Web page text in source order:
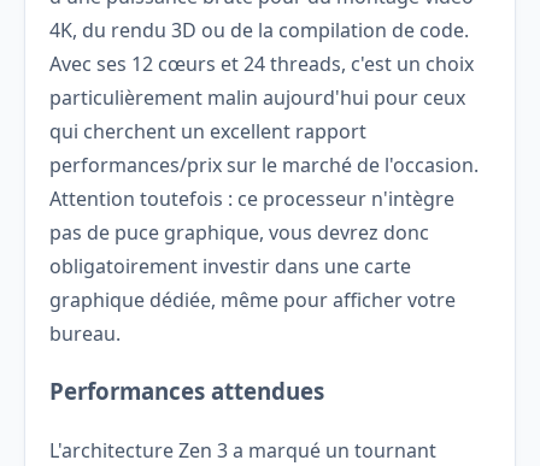
4K, du rendu 3D ou de la compilation de code.
Avec ses 12 cœurs et 24 threads, c'est un choix
particulièrement malin aujourd'hui pour ceux
qui cherchent un excellent rapport
performances/prix sur le marché de l'occasion.
Attention toutefois : ce processeur n'intègre
pas de puce graphique, vous devrez donc
obligatoirement investir dans une carte
graphique dédiée, même pour afficher votre
bureau.
Performances attendues
L'architecture Zen 3 a marqué un tournant